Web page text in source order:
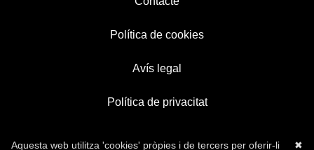
Política de cookies
Avís legal
Política de privacitat
✖
Aquesta web utilitza 'cookies' pròpies i de tercers per oferir-li